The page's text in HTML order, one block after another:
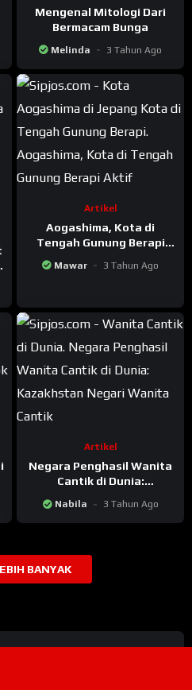
Mengenal Mitologi Dari
Bermacam Bunga
Melinda 3 Tahun Ago
Artikel
Aogashima, Kota di
Tengah Gunung Berapi
Mawar 3 Tahun Ago
Artikel
Negara Penghasil Wanita
Cantik di Dunia:
Nabila 3 Tahun Ago
BANYAK